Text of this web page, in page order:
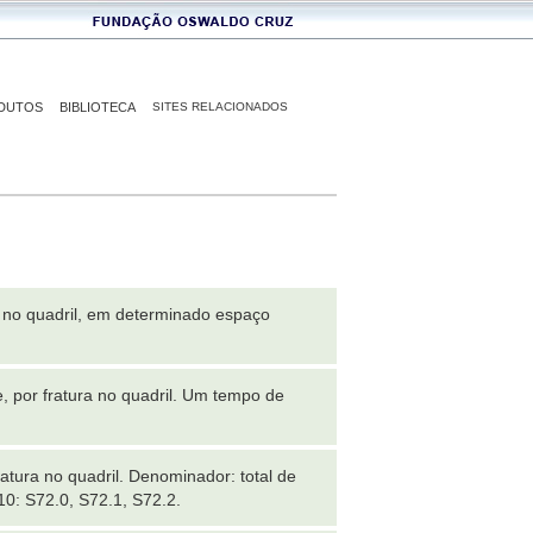
BIBLIOTECA SITES RELACIONADOS
quadril, em determinado espaço
por fratura no quadril. Um tempo de
no quadril. Denominador: total de
S72.0, S72.1, S72.2.